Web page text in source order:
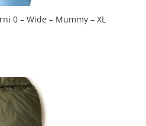
0 – Wide – Mummy – XL